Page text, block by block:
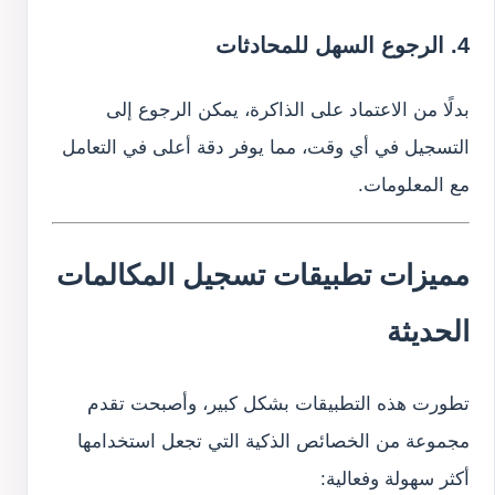
4. الرجوع السهل للمحادثات
بدلًا من الاعتماد على الذاكرة، يمكن الرجوع إلى
التسجيل في أي وقت، مما يوفر دقة أعلى في التعامل
مع المعلومات.
مميزات تطبيقات تسجيل المكالمات
الحديثة
تطورت هذه التطبيقات بشكل كبير، وأصبحت تقدم
مجموعة من الخصائص الذكية التي تجعل استخدامها
أكثر سهولة وفعالية: